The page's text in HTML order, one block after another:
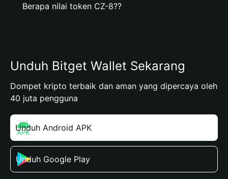
Berapa nilai token CZ-8??
Unduh Bitget Wallet Sekarang
Dompet kripto terbaik dan aman yang dipercaya oleh
40 juta pengguna
Unduh Android APK
Unduh Google Play